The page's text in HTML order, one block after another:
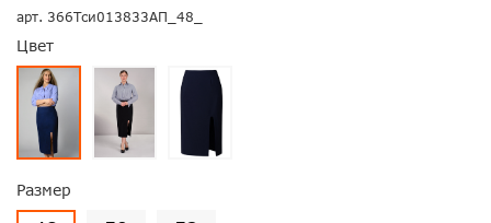
арт. 366Тси013833АП_48_
Цвет
Размер